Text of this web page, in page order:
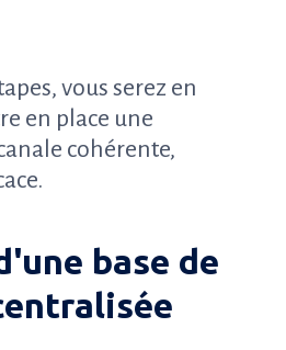
vous serez en
en place une
cohérente,
base de